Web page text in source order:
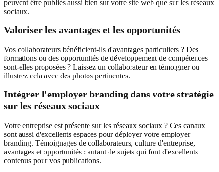
peuvent être publiés aussi bien sur votre site web que sur les réseaux
sociaux.
Valoriser les avantages et les opportunités
Vos collaborateurs bénéficient-ils d'avantages particuliers ? Des
formations ou des opportunités de développement de compétences
sont-elles proposées ? Laissez un collaborateur en témoigner ou
illustrez cela avec des photos pertinentes.
Intégrer l'employer branding dans votre stratégie
sur les réseaux sociaux
Votre entreprise est présente sur les réseaux sociaux ? Ces canaux
sont aussi d'excellents espaces pour déployer votre employer
branding. Témoignages de collaborateurs, culture d'entreprise,
avantages et opportunités : autant de sujets qui font d'excellents
contenus pour vos publications.